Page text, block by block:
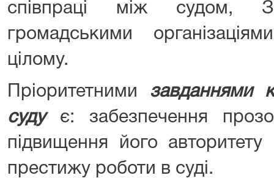
співпраці між судом,
громадськими
цілому.
Пріоритетними завданнями
судує: забезпечення
підвищення його авторитету
престижу роботи в суді.